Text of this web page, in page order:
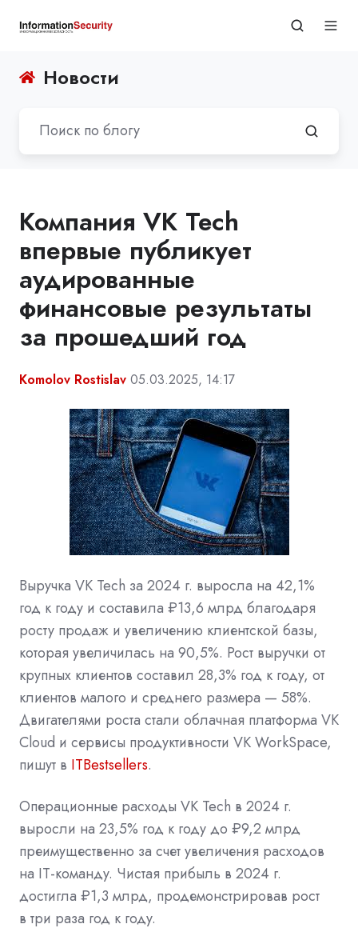
Новости
Компания VK Tech
впервые публикует
аудированные
финансовые результаты
за прошедший год
Komolov Rostislav 05.03.2025, 14:17
Выручка VK Tech за 2024 г. выросла на 42,1%
год к году и составила ₽13,6 млрд благодаря
росту продаж и увеличению клиентской базы,
которая увеличилась на 90,5%. Рост выручки от
крупных клиентов составил 28,3% год к году, от
клиентов малого и среднего размера — 58%.
Двигателями роста стали облачная платформа VK
Cloud и сервисы продуктивности VK WorkSpace,
пишут в ITBestsellers.
Операционные расходы VK Tech в 2024 г.
выросли на 23,5% год к году до ₽9,2 млрд
преимущественно за счет увеличения расходов
на IT-команду. Чистая прибыль в 2024 г.
достигла ₽1,3 млрд, продемонстрировав рост
в три раза год к году.